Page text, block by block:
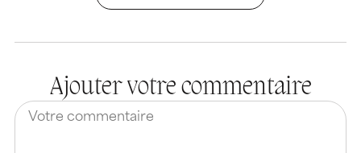
Ajouter votre commentaire